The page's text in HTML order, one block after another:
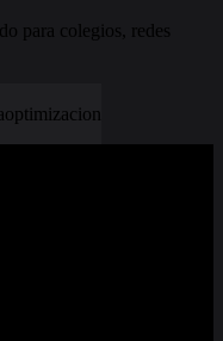
para colegios, redes
optimizacion